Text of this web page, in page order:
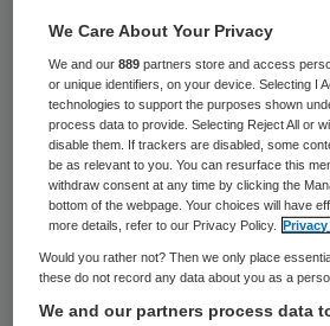
Inhoudelijk verandert er
oprichting van het
Maastricht UMC+ zet ook
gebouw neer. De
MosaKids Kinderziekenhuis
herkenbaarheid te
Mosa (Maas) staat voor de
functie die het ziekenhuis
We Care About Your Privacy
We and our889 partners store and access
or unique identifiers, on your device. Selecting I
technologies to support the purposes shown
process data to provide. Selecting Reject All or
disable them. If trackers are disabled, some
be as relevant to you. You can resurface this
withdraw consent at any time by clicking the
bottom of the webpage. Your choices will have
more details, refer to our Privacy Policy.
Would you rather not? Then we only place
these do not record any data about you as a
We and our partners process data